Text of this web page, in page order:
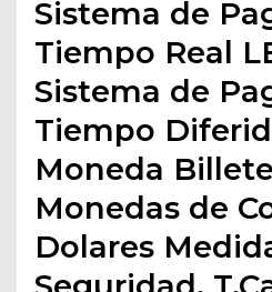
Sistema de
Tiempo Real
Sistema de
Tiempo
Moneda
Monedas de
Dolares